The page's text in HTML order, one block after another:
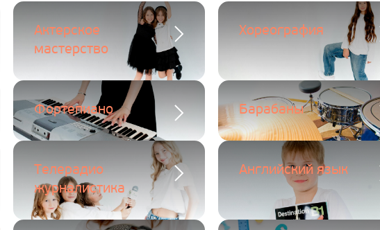
Актерское
мастерство
Хореография
Фортепиано Барабаны
Телерадио
журналистика
Английский язык